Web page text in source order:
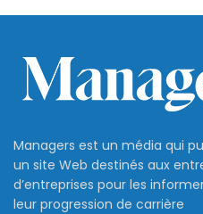
Managers est un média qui
un site Web destinés aux
d’entreprises pour les
leur progression de carrière